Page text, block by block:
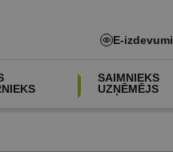
E-izdevumi
SAIMNIEKS
UZŅĒMĒJS